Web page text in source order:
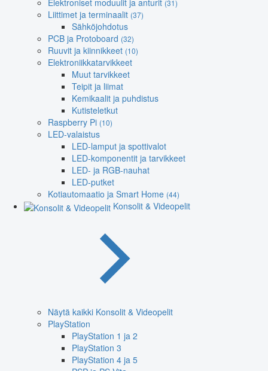
Elektroniset moduulit ja anturit (31)
Liittimet ja terminaalit (37)
Sähköjohdotus
PCB ja Protoboard (32)
Ruuvit ja kiinnikkeet (10)
Elektroniikkatarvikkeet
Muut tarvikkeet
Teipit ja liimat
Kemikaalit ja puhdistus
Kutisteletkut
Raspberry Pi (10)
LED-valaistus
LED-lamput ja spottivalot
LED-komponentit ja tarvikkeet
LED- ja RGB-nauhat
LED-putket
Kotiautomaatio ja Smart Home (44)
Konsolit & Videopelit
Näytä kaikki Konsolit & Videopelit
PlayStation
PlayStation 1 ja 2
PlayStation 3
PlayStation 4 ja 5